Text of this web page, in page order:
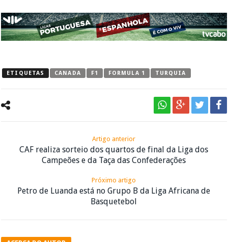
ETIQUETAS CANADA F1 FORMULA 1 TURQUIA
Artigo anterior
CAF realiza sorteio dos quartos de final da Liga dos
Campeões e da Taça das Confederações
Próximo artigo
Petro de Luanda está no Grupo B da Liga Africana de
Basquetebol